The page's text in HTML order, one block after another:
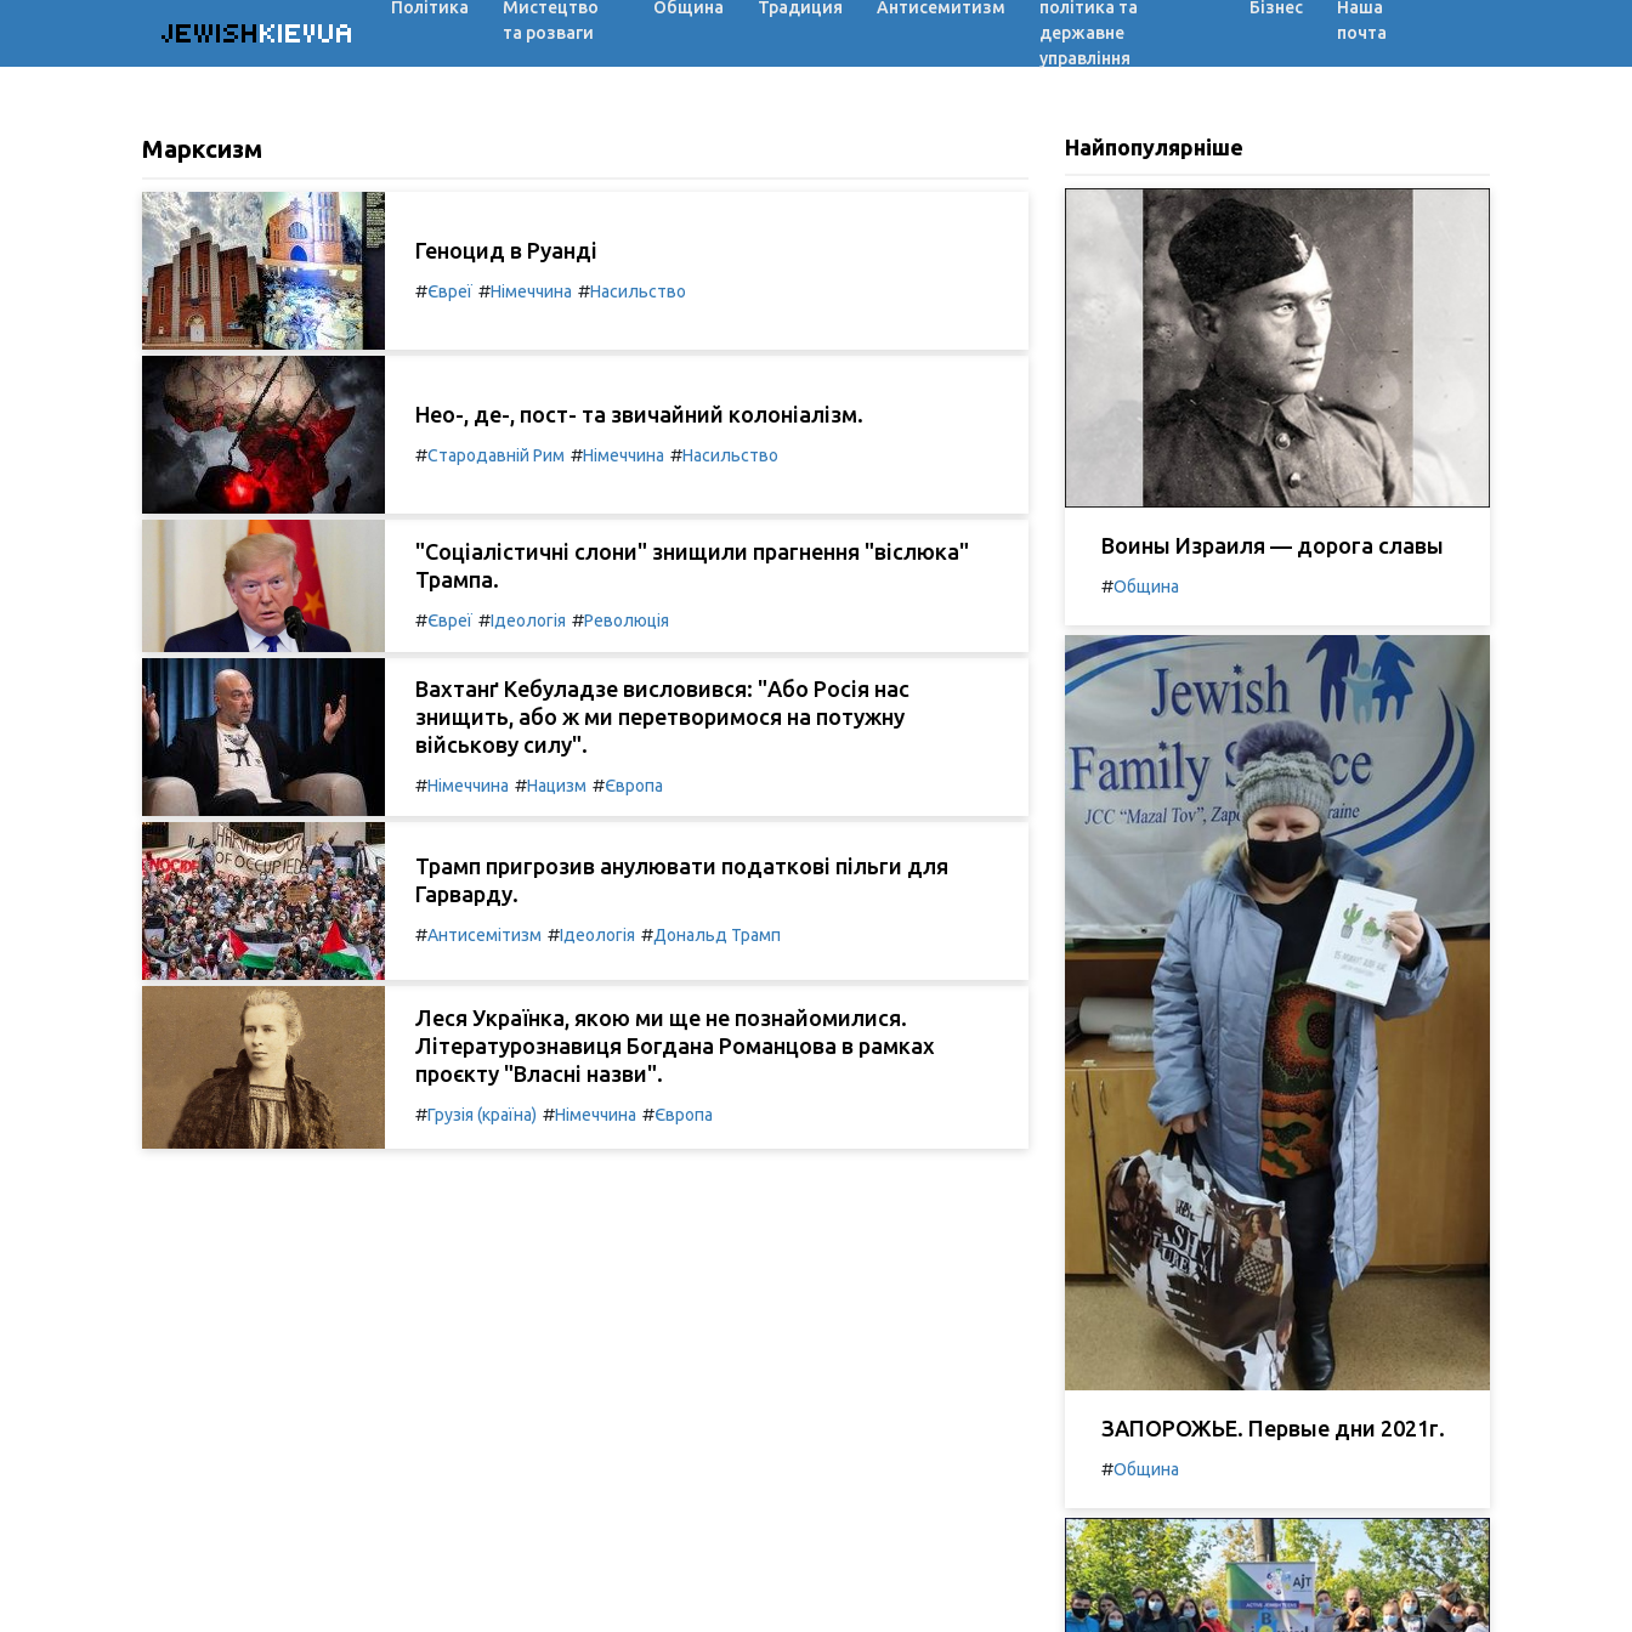
JEWISHKIEVUA
Політика
Мистецтво
та розваги
Община Традиция Антисемитизм
політика та
державне
управління
Бізнес
Наша
почта
Марксизм
Геноцид в Руанді
#Євреї #Німеччина #Насильство
Нео-, де-, пост- та звичайний колоніалізм.
#Стародавній Рим #Німеччина #Насильство
"Соціалістичні слони" знищили прагнення "віслюка"
Трампа.
#Євреї #Ідеологія #Революція
Вахтанґ Кебуладзе висловився: "Або Росія нас
знищить, або ж ми перетворимося на потужну
військову силу".
#Німеччина #Нацизм #Європа
Трамп пригрозив анулювати податкові пільги для
Гарварду.
#Антисемітизм #Ідеологія #Дональд Трамп
Леся Українка, якою ми ще не познайомилися.
Літературознавиця Богдана Романцова в рамках
проєкту "Власні назви".
#Грузія (країна) #Німеччина #Європа
Найпопулярніше
Воины Израиля — дорога славы
#Община
ЗАПОРОЖЬЕ. Первые дни 2021г.
#Община